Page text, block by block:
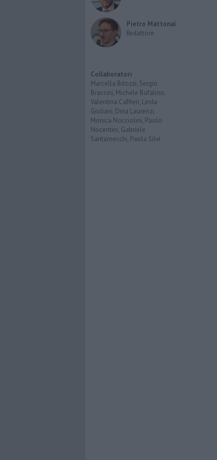
Pietro Mattonai
Redattore
Collaboratori
Marcella Bitozzi, Sergio
Braccini, Michele Bufalino,
Valentina Caffieri, Linda
Giuliani, Dina Laurenzi,
Monica Nocciolini, Paolo
Nocentini, Gabriele
Santarnecchi, Paola Silvi.